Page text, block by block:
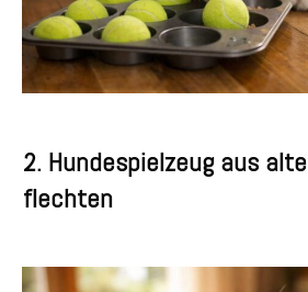
2. Hundespielzeug aus
flechten